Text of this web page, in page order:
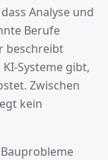
Analyse und
Berufe
beschreibt
Systeme gibt,
Zwischen
kein